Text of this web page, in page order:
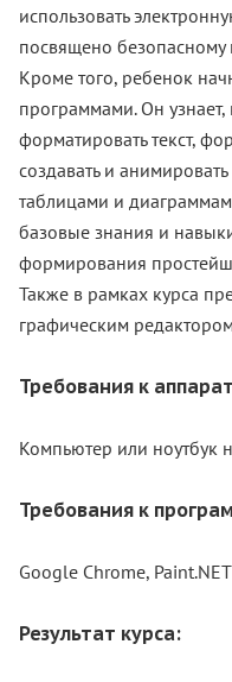
использовать
посвящено
Кроме того, ребенок
программами. Он узнает,
форматировать текст,
создавать и
таблицами и
базовые знания и
формирования
Также в рамках курса
графическим
Требования к
Компьютер или ноутбук
Требования к
Google Chrome, Paint.NET
Результат курса: